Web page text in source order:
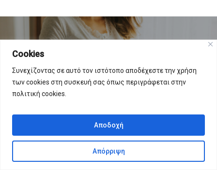
Cookies
Συνεχίζοντας σε αυτό τον ιστότοπο αποδέχεστε την χρήση
των cookies στη συσκευή σας όπως περιγράφεται στην
πολιτική cookies.
Απόρριψη
Αποδοχή
Previous Post
Το μωρό σας την 18η εβδομάδα